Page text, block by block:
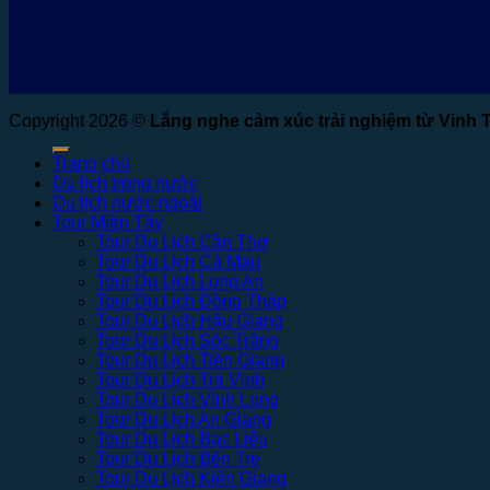
Copyright 2026 © Lắng nghe cảm xúc trải nghiệm từ Vinh
Trang chủ
Du lịch trong nước
Du lịch nước ngoài
Tour Miền Tây
Tour Du Lịch Cần Thơ
Tour Du Lịch Cà Mau
Tour Du Lịch Long An
Tour Du Lịch Đồng Tháp
Tour Du Lịch Hậu Giang
Tour Du Lịch Sóc Trăng
Tour Du Lịch Tiền Giang
Tour Du Lịch Trà Vinh
Tour Du Lịch Vĩnh Long
Tour Du Lịch An Giang
Tour Du Lịch Bạc Liêu
Tour Du Lịch Bến Tre
Tour Du Lịch Kiên Giang